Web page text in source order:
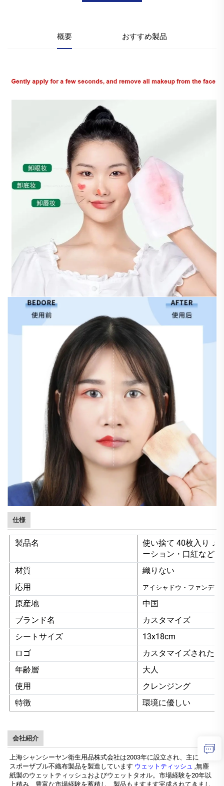
概要 おすすめ製品
仕様
製品名
使い捨て 40枚入り メ
ーション・口紅など
材質
織りない
応用
アイシャドウ・ファンデー
原産地
中国
ブランド名
カスタマイズ
シートサイズ
13x18cm
ロゴ
カスタマイズされた
年齢層
大人
使用
クレンジング
特徴
環境に優しい
会社紹介
上海シャンシーヤン衛生用品株式会社は2003年に設立され、主にディ
スポーザブル不織布製品を製造しています ウェットティッシュ ,無塵
紙製のウェットティッシュおよびウェットタオル。市場経験を20年以
上積み、豊富な市場経験を蓄積し、製品もますます完成されてきまし